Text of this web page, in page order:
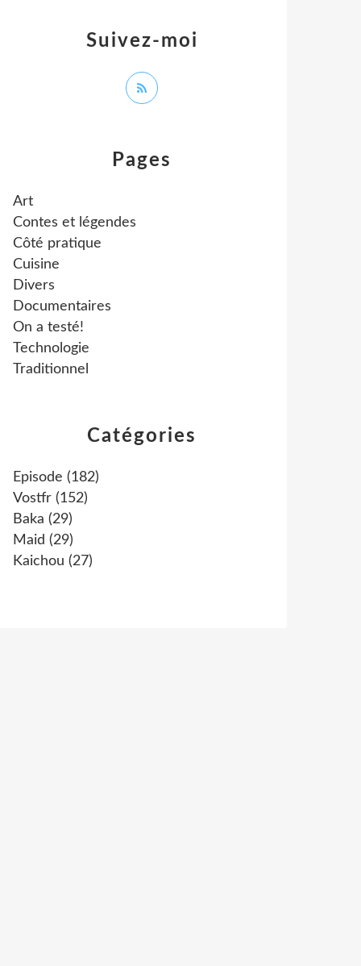
Catégories
Episode (182)
Vostfr (152)
Baka (29)
Maid (29)
Kaichou (27)
Pages
Art
Contes et légendes
Côté pratique
Cuisine
Divers
Documentaires
On a testé!
Technologie
Traditionnel
Suivez-moi